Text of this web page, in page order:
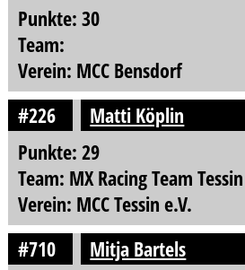
Punkte: 30
Team:
Verein: MCC Bensdorf
#226
Matti Köplin
Punkte: 29
Team: MX Racing Team Tessin
Verein: MCC Tessin e.V.
#710
Mitja Bartels